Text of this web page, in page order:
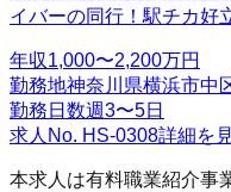
イバーの同行！駅チカ好
年収1,000〜2,200万円
勤務地神奈川県横浜市中
勤務日数週3〜5日
求人No. HS-0308詳細を
本求人は有料職業紹介事